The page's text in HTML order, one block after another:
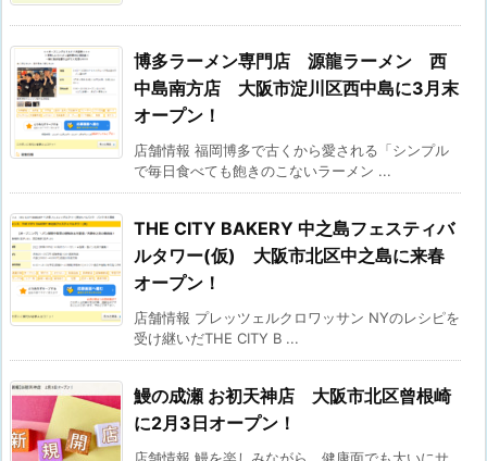
博多ラーメン専門店 源龍ラーメン 西
中島南方店 大阪市淀川区西中島に3月末
オープン！
店舗情報 福岡博多で古くから愛される「シンプル
で毎日食べても飽きのこないラーメン ...
THE CITY BAKERY 中之島フェスティバ
ルタワー(仮) 大阪市北区中之島に来春
オープン！
店舗情報 プレッツェルクロワッサン NYのレシピを
受け継いだTHE CITY B ...
鰻の成瀬 お初天神店 大阪市北区曾根崎
に2月3日オープン！